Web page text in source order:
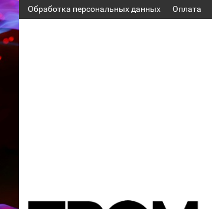
Обработка персональных данных Оплата